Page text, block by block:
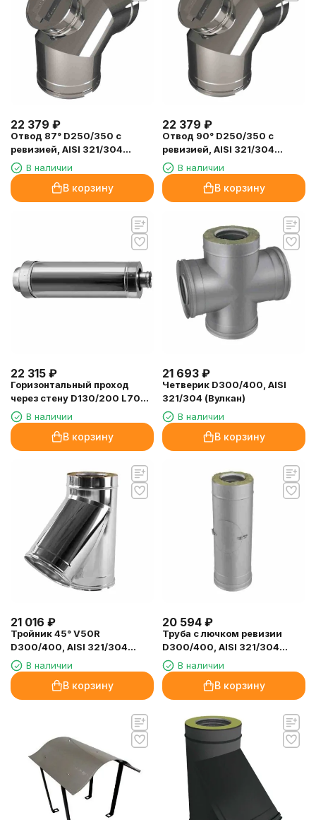
22 379 ₽
Отвод 87° D250/350 с
ревизией, AISI 321/304
(Вулкан)
В наличии
В корзину
22 379 ₽
Отвод 90° D250/350 с
ревизией, AISI 321/304
(Вулкан)
В наличии
В корзину
22 315 ₽
Горизонтальный проход
через стену D130/200 L700
(Вулкан)
В наличии
В корзину
21 693 ₽
Четверик D300/400, AISI
321/304 (Вулкан)
В наличии
В корзину
21 016 ₽
Тройник 45° V50R
D300/400, AISI 321/304
(Вулкан)
В наличии
В корзину
20 594 ₽
Труба с лючком ревизии
D300/400, AISI 321/304
(Вулкан)
В наличии
В корзину